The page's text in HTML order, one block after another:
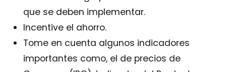
que se deben implementar.
Incentive el ahorro.
Tome en cuenta algunos indicadores
importantes como, el de precios de